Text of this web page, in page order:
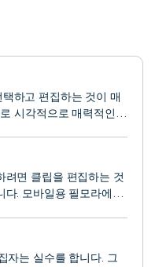
하고 편집하는 것이 매
시각적으로 매력적인
려면 클립을 편집하는 것
다. 모바일용 필모라에서
부분을 강조하거나 배경
자는 실수를 합니다. 그